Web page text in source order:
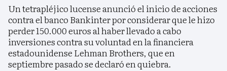
Un tetrapléjico lucense anunció el inicio de acciones
contra el banco Bankinter por considerar que le hizo
perder 150.000 euros al haber llevado a cabo
inversiones contra su voluntad en la financiera
estadounidense Lehman Brothers, que en
septiembre pasado se declaró en quiebra.